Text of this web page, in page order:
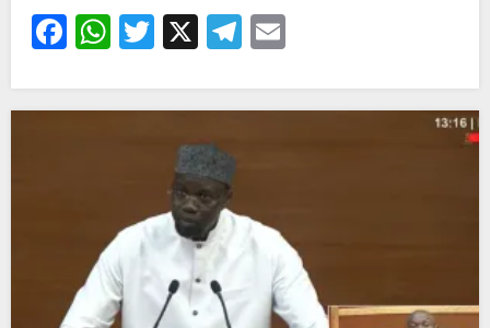
Facebook
WhatsApp
Twitter
X Telegram